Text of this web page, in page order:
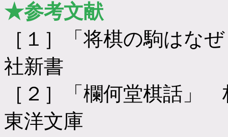
★参考文献
［１］「将棋の駒は
社新書
［２］「欄何堂棋話
東洋文庫